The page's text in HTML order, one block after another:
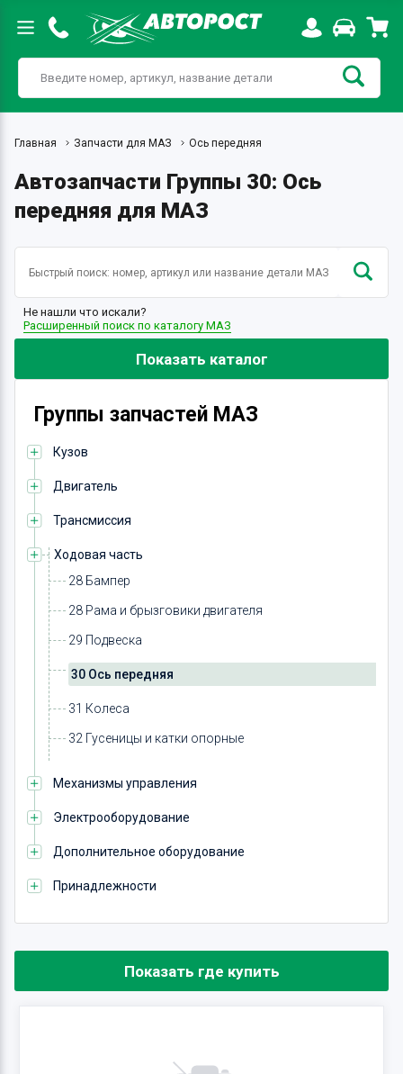
Главная Запчасти для МАЗ Ось передняя
Автозапчасти Группы 30: Ось
передняя для МАЗ
Не нашли что искали?
Расширенный поиск по каталогу МАЗ
Показать каталог
Группы запчастей МАЗ
Кузов
Двигатель
Трансмиссия
Ходовая часть
28 Бампер
28 Рама и брызговики двигателя
29 Подвеска
30 Ось передняя
31 Колеса
32 Гусеницы и катки опорные
Механизмы управления
Электрооборудование
Дополнительное оборудование
Принадлежности
Показать где купить